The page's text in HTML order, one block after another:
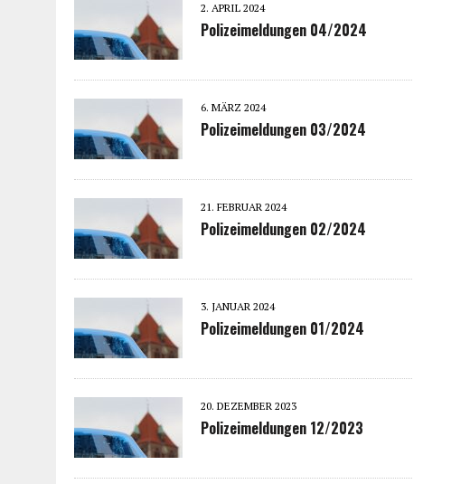
2. APRIL 2024
Polizeimeldungen 04/2024
6. MÄRZ 2024
Polizeimeldungen 03/2024
21. FEBRUAR 2024
Polizeimeldungen 02/2024
3. JANUAR 2024
Polizeimeldungen 01/2024
20. DEZEMBER 2023
Polizeimeldungen 12/2023